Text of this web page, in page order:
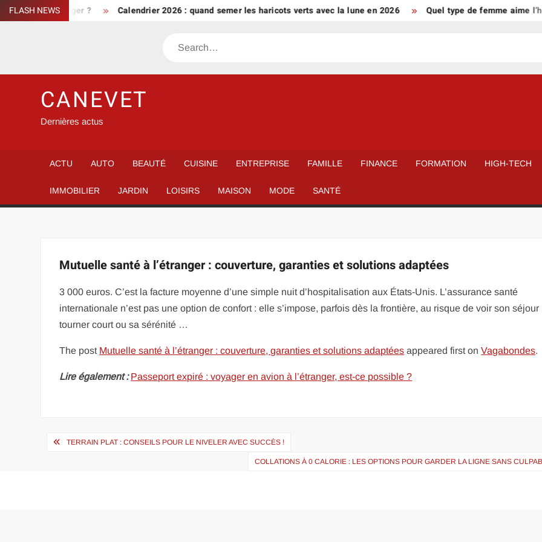
Skip
to
FLASH NEWS
bien le protéger ? Calendrier 2026 : quand semer les haricots verts avec la lune en 2026 Quel type de femme aime
Search
CANEVET
Dernières actus
ACTU AUTO BEAUTÉ CUISINE ENTREPRISE FAMILLE FINANCE FORMATION HIGH-TECH
IMMOBILIER JARDIN LOISIRS MAISON MODE SANTÉ
Mutuelle santé à l’étranger : couverture, garanties et solutions adaptées
3 000 euros. C’est la facture moyenne d’une simple nuit d’hospitalisation aux États-Unis. L’assurance santé
internationale n’est pas une option de confort : elle s’impose, parfois dès la frontière, au risque de voir son séjour
tourner court ou sa sérénité …
The post Mutuelle santé à l’étranger : couverture, garanties et solutions adaptées appeared first onVagabondes.
Lire également : Passeport expiré : voyager en avion à l’étranger, est-ce possible ?
Navigation
TERRAIN PLAT : CONSEILS POUR LE NIVELER AVEC SUCCÈS !
COLLATIONS À 0 CALORIE : LES OPTIONS POUR GARDER LA LIGNE SANS